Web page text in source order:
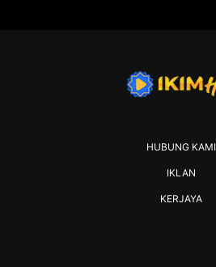
HUBUNG KAMI
IKLAN
KERJAYA